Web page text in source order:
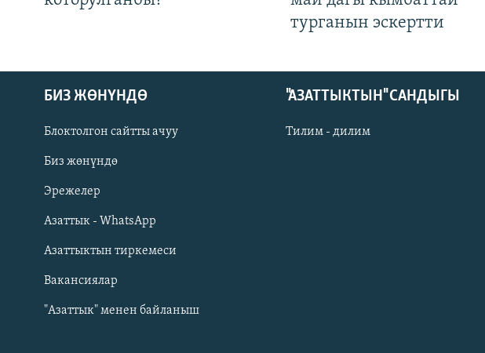
Русский
ОНЛАЙН ШЕРИНЕ
турганын эскертти
БИЗ ЖӨНҮНДӨ
Блоктолгон сайтты ачуу
Биз жөнүндө
Эрежелер
Азаттык - WhatsApp
Азаттыктын тиркемеси
Вакансиялар
"Азаттык" менен байланыш
"АЗАТТЫКТЫН" САНДЫГЫ
Тилим - дилим